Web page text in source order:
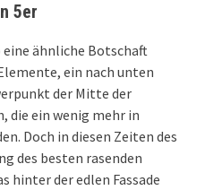
5er
ähnliche Botschaft
ein nach unten
der Mitte der
die ein wenig mehr in
Doch in diesen Zeiten des
des besten rasenden
hinter der edlen Fassade